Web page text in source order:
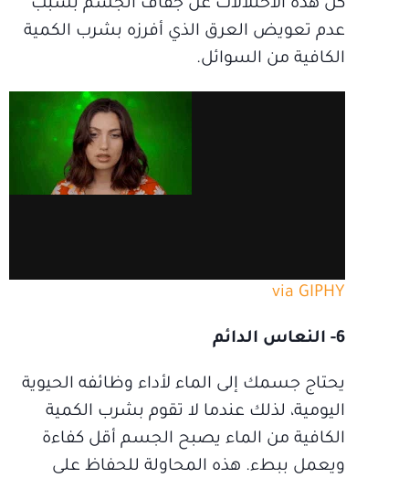
كل هذه الاختلالات عن جفاف الجسم بسبب
عدم تعويض العرق الذي أفرزه بشرب الكمية
الكافية من السوائل.
via GIPHY
6- النعاس الدائم
يحتاج جسمك إلى الماء لأداء وظائفه الحيوية
اليومية، لذلك عندما لا تقوم بشرب الكمية
الكافية من الماء يصبح الجسم أقل كفاءة
ويعمل ببطء. هذه المحاولة للحفاظ على